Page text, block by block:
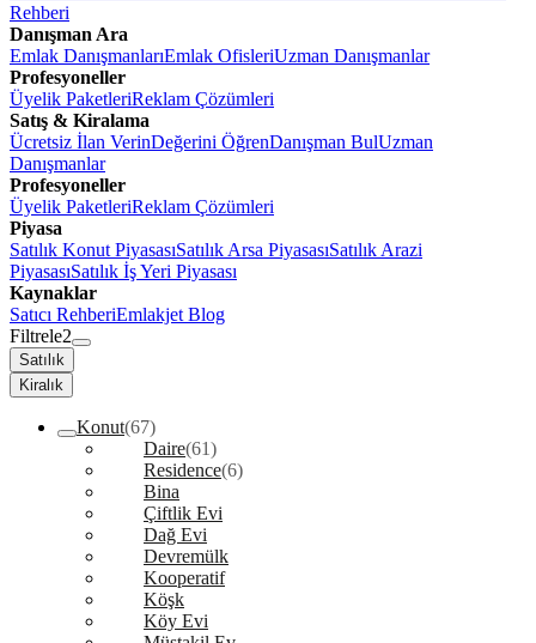
Rehberi
Danışman Ara
Emlak DanışmanlarıEmlak OfisleriUzman Danışmanlar
Profesyoneller
Üyelik PaketleriReklam Çözümleri
Satış & Kiralama
Ücretsiz İlan VerinDeğerini ÖğrenDanışman BulUzman
Danışmanlar
Profesyoneller
Üyelik PaketleriReklam Çözümleri
Piyasa
Satılık Konut PiyasasıSatılık Arsa PiyasasıSatılık Arazi
PiyasasıSatılık İş Yeri Piyasası
Kaynaklar
Satıcı RehberiEmlakjet Blog
Filtrele2
Satılık
Kiralık
Konut(67)
Daire(61)
Residence(6)
Bina
Çiftlik Evi
Dağ Evi
Devremülk
Kooperatif
Köşk
Köy Evi